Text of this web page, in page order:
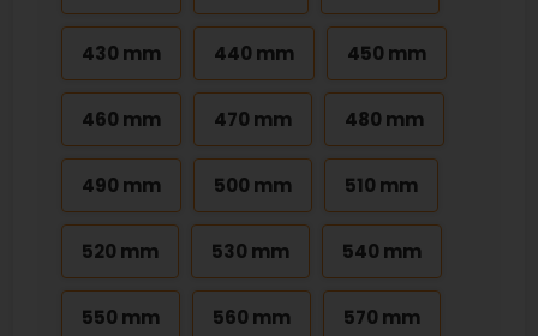
430 mm 440 mm 450 mm
460 mm 470 mm 480 mm
490 mm 500 mm 510 mm
520 mm 530 mm 540 mm
550 mm 560 mm 570 mm